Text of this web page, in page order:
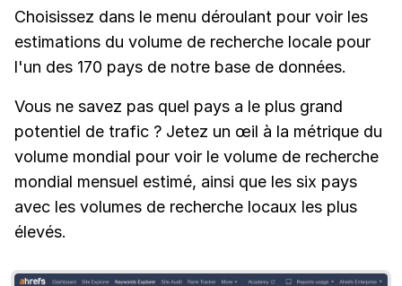
Choisissez dans le menu déroulant pour voir les
estimations du volume de recherche locale pour
l'un des 170 pays de notre base de données.
Vous ne savez pas quel pays a le plus grand
potentiel de trafic ? Jetez un œil à la métrique du
volume mondial pour voir le volume de recherche
mondial mensuel estimé, ainsi que les six pays
avec les volumes de recherche locaux les plus
élevés.